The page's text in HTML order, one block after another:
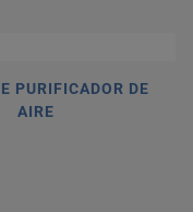
PURIFICADOR DE
AIRE